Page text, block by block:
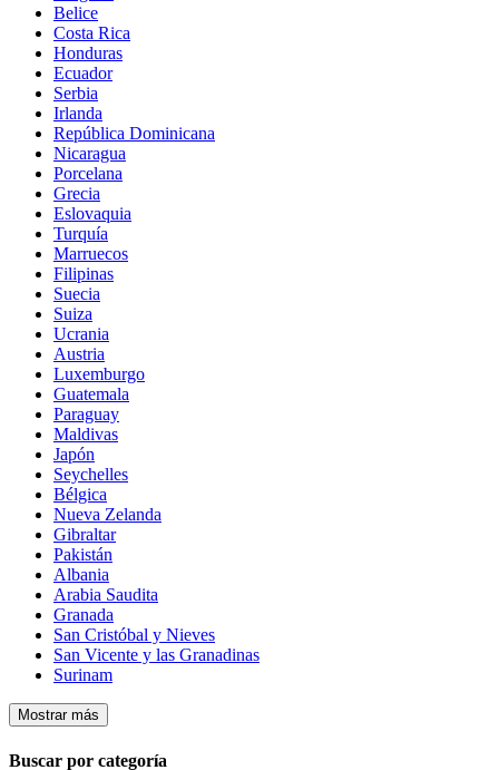
Belice
Costa Rica
Honduras
Ecuador
Serbia
Irlanda
República Dominicana
Nicaragua
Porcelana
Grecia
Eslovaquia
Turquía
Marruecos
Filipinas
Suecia
Suiza
Ucrania
Austria
Luxemburgo
Guatemala
Paraguay
Maldivas
Japón
Seychelles
Bélgica
Nueva Zelanda
Gibraltar
Pakistán
Albania
Arabia Saudita
Granada
San Cristóbal y Nieves
San Vicente y las Granadinas
Surinam
Mostrar más
Buscar por categoría